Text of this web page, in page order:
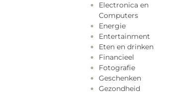
Electronica en
Computers
Energie
Entertainment
Eten en drinken
Financieel
Fotografie
Geschenken
Gezondheid